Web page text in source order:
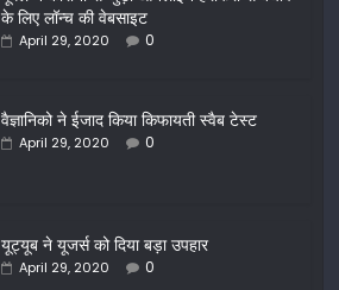
के लिए लॉन्च की वेबसाइट
April 29, 2020 0
वैज्ञानिको ने ईजाद किया किफायती स्वैब टेस्ट
April 29, 2020 0
यूट्यूब ने यूजर्स को दिया बड़ा उपहार
April 29, 2020 0